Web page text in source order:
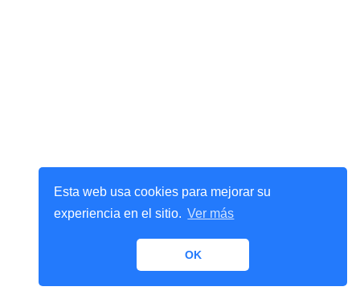
Esta web usa cookies para mejorar su
experiencia en el sitio. Ver más
OK